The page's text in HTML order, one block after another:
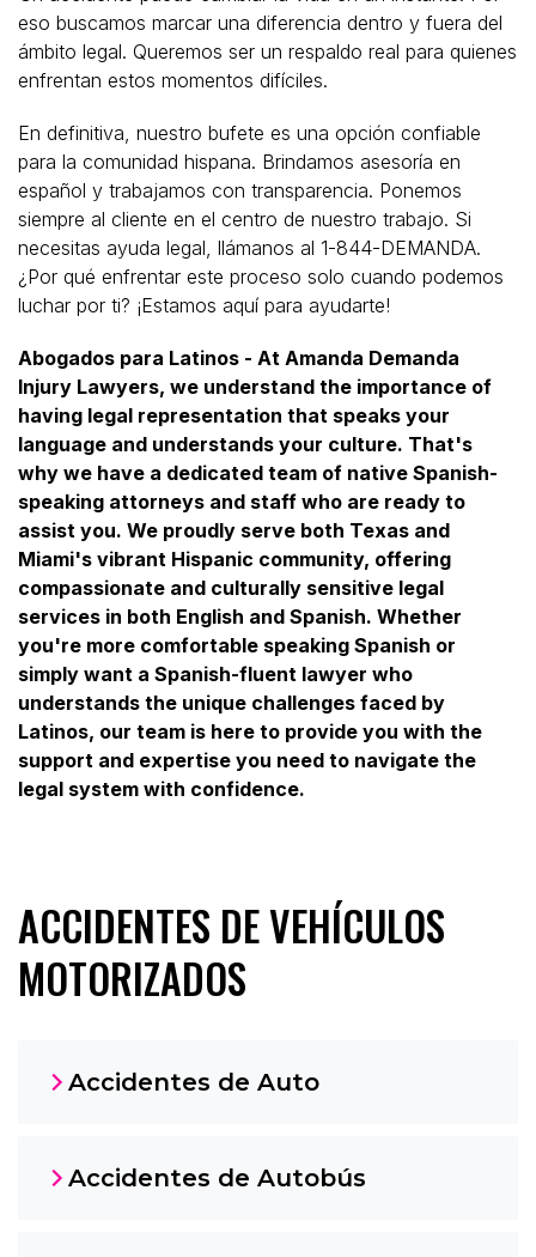
eso buscamos marcar una diferencia dentro y fuera del
ámbito legal. Queremos ser un respaldo real para quienes
enfrentan estos momentos difíciles.
En definitiva, nuestro bufete es una opción confiable
para la comunidad hispana. Brindamos asesoría en
español y trabajamos con transparencia. Ponemos
siempre al cliente en el centro de nuestro trabajo. Si
necesitas ayuda legal, llámanos al 1-844-DEMANDA.
¿Por qué enfrentar este proceso solo cuando podemos
luchar por ti? ¡Estamos aquí para ayudarte!
Abogados para Latinos - At Amanda Demanda
Injury Lawyers, we understand the importance of
having legal representation that speaks your
language and understands your culture. That's
why we have a dedicated team of native Spanish-
speaking attorneys and staff who are ready to
assist you. We proudly serve both Texas and
Miami's vibrant Hispanic community, offering
compassionate and culturally sensitive legal
services in both English and Spanish. Whether
you're more comfortable speaking Spanish or
simply want a Spanish-fluent lawyer who
understands the unique challenges faced by
Latinos, our team is here to provide you with the
support and expertise you need to navigate the
legal system with confidence.
ACCIDENTES DE VEHÍCULOS
MOTORIZADOS
Accidentes de Auto
Accidentes de Autobús